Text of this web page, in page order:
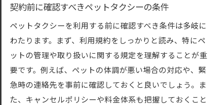
契約前に確認すべきペットタクシーの条件
ペットタクシーを利用する前に確認すべき条件は多岐に
わたります。まず、利用規約をしっかりと読み、特にペ
ットの管理や取り扱いに関する規定を理解することが重
要です。例えば、ペットの体調が悪い場合の対応や、緊
急時の連絡先を事前に確認しておくと良いでしょう。ま
た、キャンセルポリシーや料金体系も把握しておくこと